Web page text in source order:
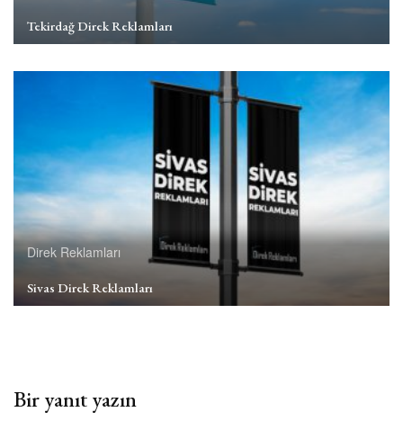
Tekirdağ Direk Reklamları
Direk Reklamları
Sivas Direk Reklamları
Bir yanıt yazın